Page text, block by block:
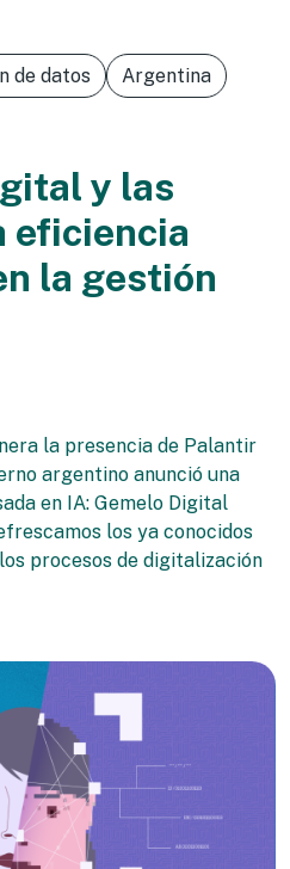
de datos Argentina
y las
eficiencia
la gestión
la presencia de Palantir
argentino anunció una
en IA: Gemelo Digital
los ya conocidos
procesos de digitalización